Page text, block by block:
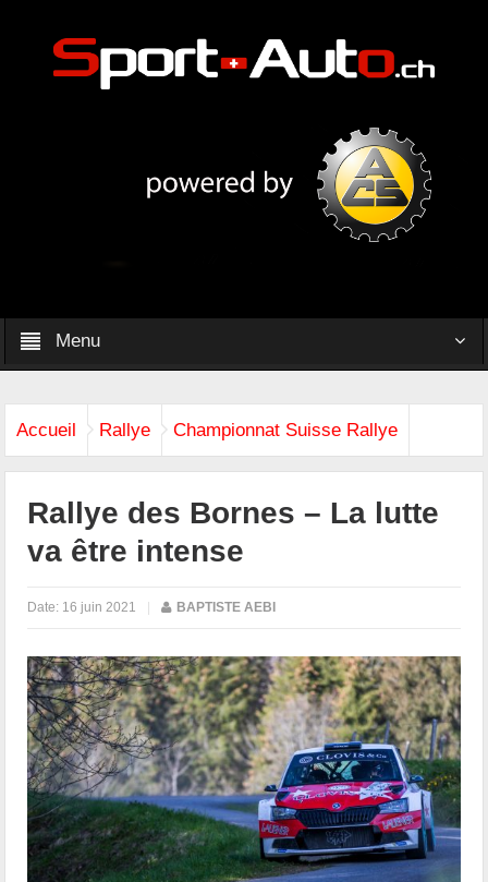
Menu
Accueil Rallye Championnat Suisse Rallye
Rallye des Bornes – La lutte
va être intense
Date: 16 juin 2021 | BAPTISTE AEBI